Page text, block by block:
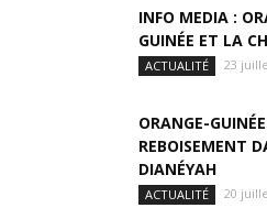
INFO MEDIA :
GUINÉE ET LA
ACTUALITÉ 23
ORANGE-
REBOISEMENT
DIANÉYAH
ACTUALITÉ 20